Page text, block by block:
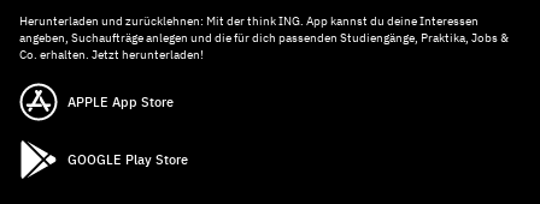
Herunterladen und zurücklehnen: Mit der think ING. App kannst du deine Interessen
angeben, Suchaufträge anlegen und die für dich passenden Studiengänge, Praktika, Jobs &
Co. erhalten. Jetzt herunterladen!
APPLE App Store
GOOGLE Play Store